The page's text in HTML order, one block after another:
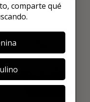
de
comparte qué